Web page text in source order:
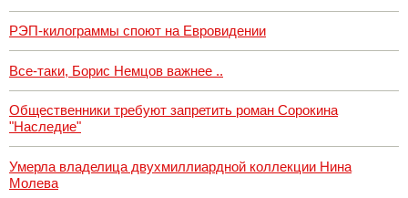
РЭП-килограммы споют на Евровидении
Все-таки, Борис Немцов важнее ..
Общественники требуют запретить роман Сорокина
"Наследие"
Умерла владелица двухмиллиардной коллекции Нина
Молева